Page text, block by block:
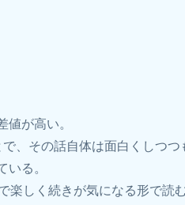
値が高い。
、その話自体は面白くしつ
いる。
楽しく続きが気になる形で読